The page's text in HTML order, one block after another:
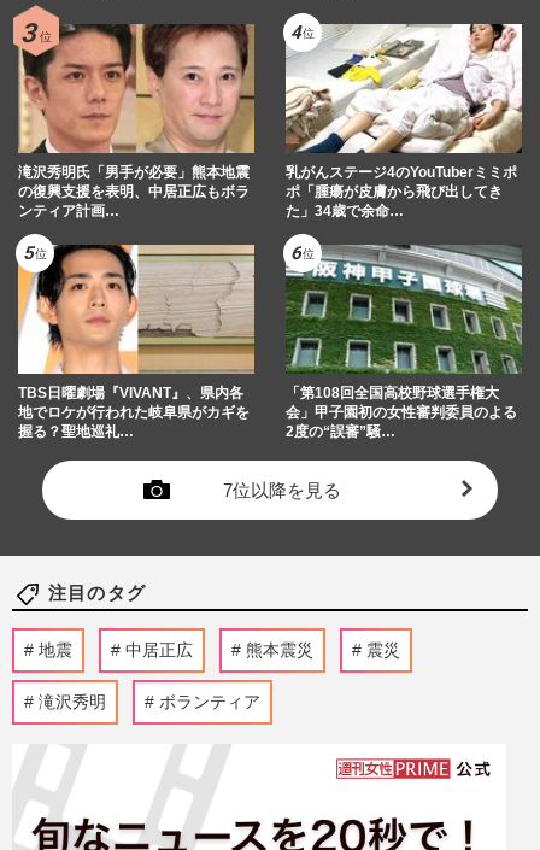
滝沢秀明氏「男手が必要」熊本地震
の復興支援を表明、中居正広もボラ
ンティア計画…
乳がんステージ4のYouTuberミミポ
ポ「腫瘍が皮膚から飛び出してき
た」34歳で余命…
TBS日曜劇場『VIVANT』、県内各
地でロケが行われた岐阜県がカギを
握る？聖地巡礼…
「第108回全国高校野球選手権大
会」甲子園初の女性審判委員のよる
2度の“誤審”騒…
7位以降を見る
注目のタグ
地震 中居正広 熊本震災 震災
滝沢秀明 ボランティア